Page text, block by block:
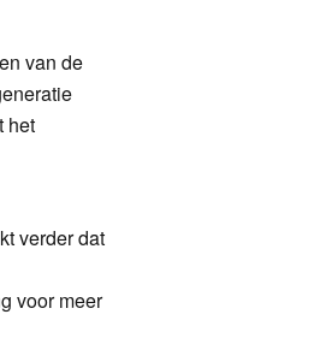
van de
het
verder dat
voor meer